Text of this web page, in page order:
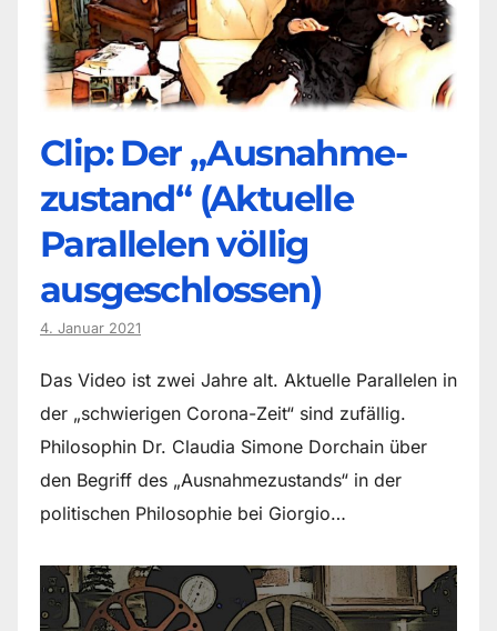
Clip: Der „Ausnahme-
zustand“ (Aktuelle
Parallelen völlig
ausgeschlossen)
4. Januar 2021
Das Video ist zwei Jahre alt. Aktuelle Parallelen in
der „schwierigen Corona-Zeit“ sind zufällig.
Philosophin Dr. Claudia Simone Dorchain über
den Begriff des „Ausnahmezustands“ in der
politischen Philosophie bei Giorgio…